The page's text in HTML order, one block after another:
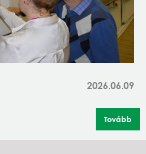
2026.06.09
Tovább